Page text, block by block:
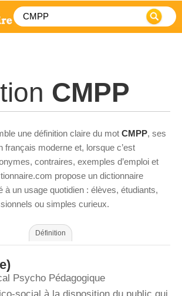
CMPP
une définition claire du mot CMPP, ses
français moderne et, lorsque c’est
contraires, exemples d’emploi et
propose un dictionnaire
à un usage quotidien : élèves, étudiants,
ou simples curieux.
Définition
Psycho Pédagogique